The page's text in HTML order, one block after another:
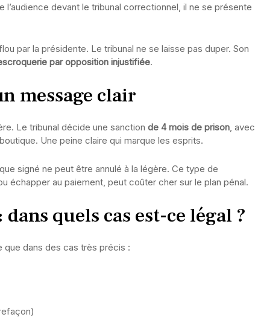
devant le tribunal correctionnel, il ne se présente
par la présidente. Le tribunal ne se laisse pas duper. Son
par opposition injustifiée.
message clair
Le tribunal décide une sanction de 4 mois de prison, avec
Une peine claire qui marque les esprits.
signé ne peut être annulé à la légère. Ce type de
échapper au paiement, peut coûter cher sur le plan pénal.
quels cas est-ce légal ?
que dans des cas très précis :